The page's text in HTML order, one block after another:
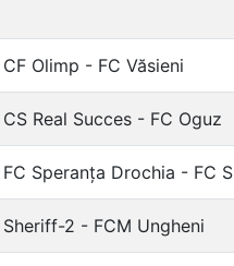
CF Olimp - FC Văsieni
CS Real Succes - FC Oguz
FC Speranța Drochia - FC
Sheriff-2 - FCM Ungheni